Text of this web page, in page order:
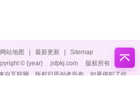
网站地图 最新更新
Sitemap
© {year} jsfpkj.com
版权所有
自互联网，版权归原创者所有，如果侵犯了你